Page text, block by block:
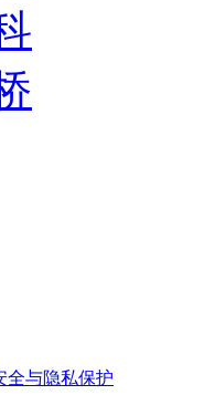
全与隐私保护